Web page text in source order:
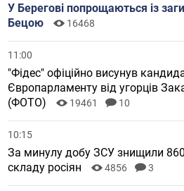
У Берегові попрощаються із
Бецою
16468
11:00
"Фідес" офіційно висунув
Європарламенту від угорців
(ФОТО)
19461 10
10:15
За минулу добу ЗСУ знищили 860
складу росіян
4856 3